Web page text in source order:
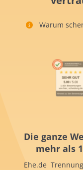
Warum
Die ganze
mehr als
Ehe.de